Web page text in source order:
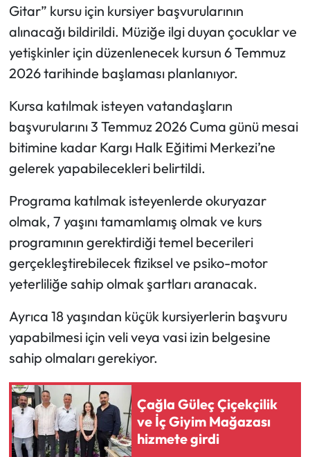
Gitar” kursu için kursiyer başvurularının
alınacağı bildirildi. Müziğe ilgi duyan çocuklar ve
yetişkinler için düzenlenecek kursun 6 Temmuz
2026 tarihinde başlaması planlanıyor.
Kursa katılmak isteyen vatandaşların
başvurularını 3 Temmuz 2026 Cuma günü mesai
bitimine kadar Kargı Halk Eğitimi Merkezi’ne
gelerek yapabilecekleri belirtildi.
Programa katılmak isteyenlerde okuryazar
olmak, 7 yaşını tamamlamış olmak ve kurs
programının gerektirdiği temel becerileri
gerçekleştirebilecek fiziksel ve psiko-motor
yeterliliğe sahip olmak şartları aranacak.
Ayrıca 18 yaşından küçük kursiyerlerin başvuru
yapabilmesi için veli veya vasi izin belgesine
sahip olmaları gerekiyor.
Çağla Güleç Çiçekçilik
ve İç Giyim Mağazası
hizmete girdi
Kültür Sanat
Laçin Haberleri
Mecitözü Haberleri
Oğuzlar Haberleri
Ortaköy Haberleri
Osmancık Haberleri
Otomotiv
Resmi Reklam
Siyaset
Spor